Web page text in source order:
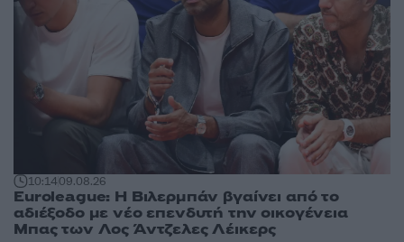
10:1409.08.26
Euroleague: Η Βιλερμπάν βγαίνει από το
αδιέξοδο με νέο επενδυτή την οικογένεια
Μπας των Λος Άντζελες Λέικερς